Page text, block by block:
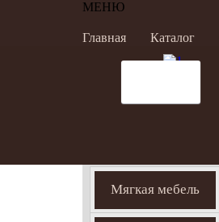
МЕНЮ
Главная Каталог
Мягкая мебель